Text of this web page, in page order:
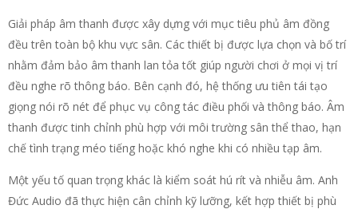
Giải pháp âm thanh được xây dựng với mục tiêu phủ âm đồng
đều trên toàn bộ khu vực sân. Các thiết bị được lựa chọn và bố trí
nhằm đảm bảo âm thanh lan tỏa tốt giúp người chơi ở mọi vị trí
đều nghe rõ thông báo. Bên cạnh đó, hệ thống ưu tiên tái tạo
giọng nói rõ nét để phục vụ công tác điều phối và thông báo. Âm
thanh được tinh chỉnh phù hợp với môi trường sân thể thao, hạn
chế tình trạng méo tiếng hoặc khó nghe khi có nhiều tạp âm.
Một yếu tố quan trọng khác là kiểm soát hú rít và nhiễu âm. Anh
Đức Audio đã thực hiện cân chỉnh kỹ lưỡng, kết hợp thiết bị phù